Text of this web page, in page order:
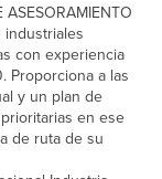
con experiencia
Proporciona a las
y un plan de
en ese
de ruta de su